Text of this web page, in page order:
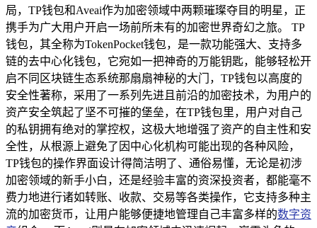
局，TP钱包和Aveai作为加密领域中两颗璀璨夺目的明星，正
携手为广大用户开启一场前所未有的加密世界奇幻之旅。 TP
钱包，其全称为TokenPocket钱包，是一款功能强大、支持多
链的去中心化钱包，它宛如一把神奇的万能钥匙，能够轻松开
启不同区块链生态系统那扇扇神秘的大门，TP钱包以高度的
安全性著称，采用了一系列先进且前沿的加密技术，为用户的
资产安全筑起了坚不可摧的堡垒，在TP钱包里，用户对自己
的私钥拥有绝对的掌控权，这极大地增强了资产的自主性和安
全性，从根源上避免了因中心化机构可能出现的各种风险，
TP钱包的操作界面设计得简洁明了、通俗易懂，无论是初涉
加密领域的新手小白，还是经验丰富的资深投资者，都能毫不
费力地进行诸如转账、收款、交易等各类操作，它支持多种主
流的加密货币，让用户能够便捷地管理自己丰富多样的数字资